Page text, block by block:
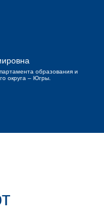
образования и
округа – Югры.